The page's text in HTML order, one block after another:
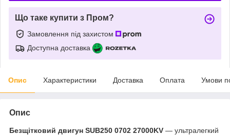
Що таке купити з Пром?
Замовлення під захистом
Доступна доставка
Опис Характеристики Доставка Оплата Умови
Опис
Безщітковий двигун SUB250 0702 27000KV — ультралегкий